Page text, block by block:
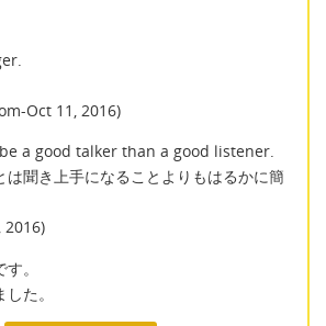
Oct 11, 2016)
a good talker than a good listener.
は聞き上手になることよりもはるかに簡
2016)
。
た。